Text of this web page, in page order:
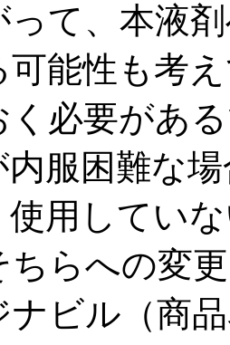
て、本液
可能性も考
く必要があ
服困難な
使用してい
ちらへの変
ナビル（商